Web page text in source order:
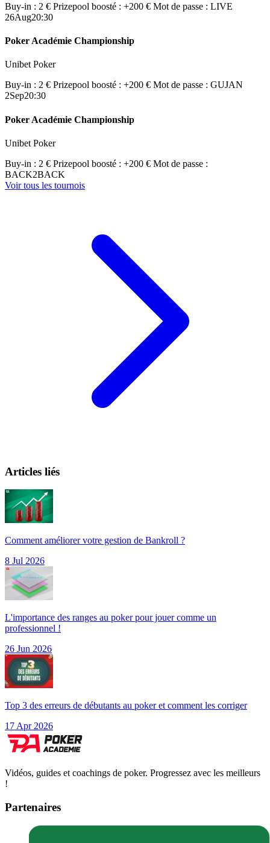
Buy-in : 2 € Prizepool boosté : +200 € Mot de passe : LIVE
26Aug20:30
Poker Académie Championship
Unibet Poker
Buy-in : 2 € Prizepool boosté : +200 € Mot de passe : GUJAN
2Sep20:30
Poker Académie Championship
Unibet Poker
Buy-in : 2 € Prizepool boosté : +200 € Mot de passe :
BACK2BACK
Voir tous les tournois
Articles liés
Comment améliorer votre gestion de Bankroll ?
8 Jul 2026
L'importance des ranges au poker pour jouer comme un
professionnel !
26 Jun 2026
Top 3 des erreurs de débutants au poker et comment les corriger
17 Apr 2026
Vidéos, guides et coachings de poker. Progressez avec les meilleurs
!
Partenaires